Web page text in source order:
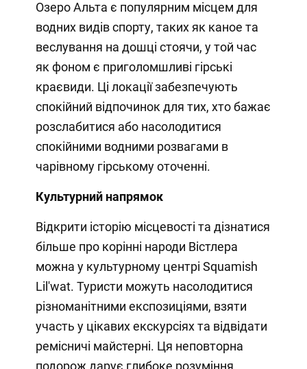
Озеро Альта є популярним місцем для
водних видів спорту, таких як каное та
веслування на дошці стоячи, у той час
як фоном є приголомшливі гірські
краєвиди. Ці локації забезпечують
спокійний відпочинок для тих, хто бажає
розслабитися або насолодитися
спокійними водними розвагами в
чарівному гірському оточенні.
Культурний напрямок
Відкрити історію місцевості та дізнатися
більше про корінні народи Вістлера
можна у культурному центрі Squamish
Lil'wat. Туристи можуть насолодитися
різноманітними експозиціями, взяти
участь у цікавих екскурсіях та відвідати
ремісничі майстерні. Ця неповторна
подорож дарує глибоке розуміння